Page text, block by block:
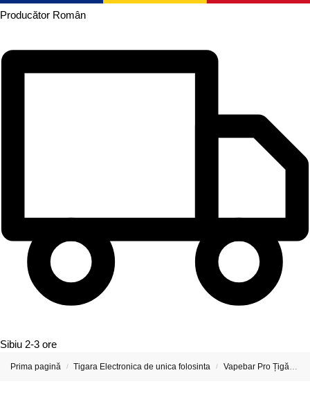
Producător Român
Sibiu 2-3 ore
Prima pagină / Tigara Electronica de unica folosinta / Vapebar Pro Țigări Electronice & Vape-uri